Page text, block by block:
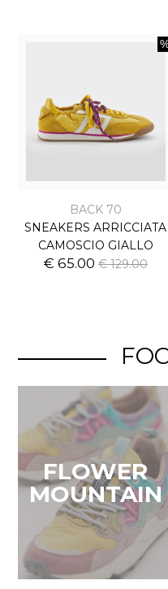
BACK 70
SNEAKERS ARRICCIATA
CAMOSCIO GIALLO
€ 65.00 € 129.00
FLOWER
MOUNTAIN